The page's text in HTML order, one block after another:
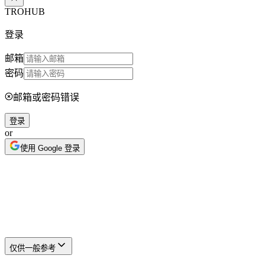
TROHUB
登录
邮箱
密码
邮箱或密码错误
登录
or
使用 Google 登录
仅供一般参考